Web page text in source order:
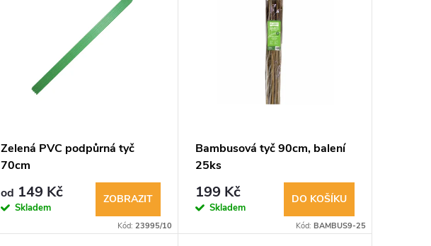
Zelená PVC podpůrná tyč
70cm
od 149 Kč
Skladem
ZOBRAZIT
Kód: 23995/10
Bambusová tyč 90cm, balení
25ks
199 Kč
Skladem
DO KOŠÍKU
Kód: BAMBUS9-25